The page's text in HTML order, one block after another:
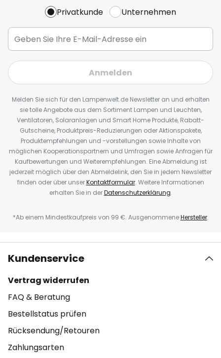
Privatkunde Unternehmen
Anmelden
Melden Sie sich für den Lampenwelt.de Newsletter an und erhalten
sie tolle Angebote aus dem Sortiment Lampen und Leuchten,
Ventilatoren, Solaranlagen und Smart Home Produkte, Rabatt-
Gutscheine, Produktpreis-Reduzierungen oder Aktionspakete,
Produktempfehlungen und -vorstellungen sowie Inhalte von
möglichen Kooperationspartnern und Umfragen sowie Anfragen für
Kaufbewertungen und Weiterempfehlungen. Eine Abmeldung ist
jederzeit möglich über den Abmeldelink, den Sie in jedem Newsletter
finden oder über unserKontaktformular. Weitere Informationen
erhalten Sie in derDatenschutzerklärung.
*Ab einem Mindestkaufpreis von 99 €. AusgenommeneHersteller.
Kundenservice
Vertrag widerrufen
FAQ & Beratung
Bestellstatus prüfen
Rücksendung/Retouren
Zahlungsarten